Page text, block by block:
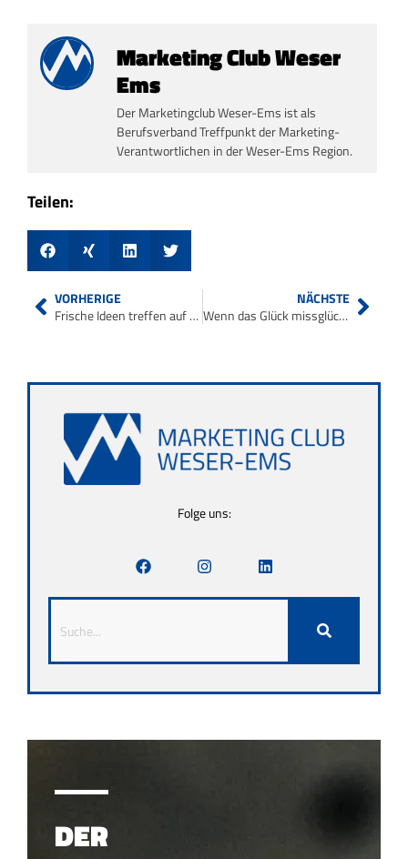
Marketing Club Weser
Ems
Der Marketingclub Weser-Ems ist als
Berufsverband Treffpunkt der Marketing-
Verantwortlichen in der Weser-Ems Region.
Teilen:
VORHERIGE
Frische Ideen treffen auf neue Verfahren in der Lebensmittelherstellung
NÄCHSTE
Wenn das Glück missglückt – Warum wir so ticken, wie wir ticken
Folge uns:
DER